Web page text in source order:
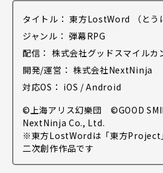
タイトル： 東方LostWord （とう
ジャンル： 弾幕RPG
配信： 株式会社グッドスマイルカ
開発/運営： 株式会社NextNinja
対応OS： iOS / Android
©上海アリス幻樂団 ©GOOD
NextNinja Co., Ltd.
※東方LostWordは「東方Project
二次創作作品です